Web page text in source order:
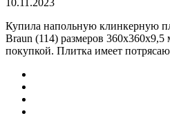
10.11.2023
Купила напольную клинкерную
Braun (114) размеров 360x360x9,5
покупкой. Плитка имеет